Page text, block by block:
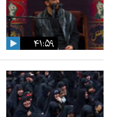
۴۱:۵۹